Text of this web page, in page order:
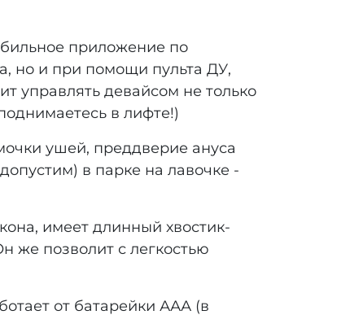
приложение по
но и при помощи пульта ДУ,
управлять девайсом не только
в лифте!)
ушей, преддверие ануса
в парке на лавочке -
имеет длинный хвостик-
же позволит с легкостью
от батарейки ААА (в